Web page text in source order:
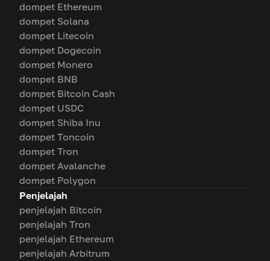
dompet Ethereum
dompet Solana
dompet Litecoin
dompet Dogecoin
dompet Monero
dompet BNB
dompet Bitcoin Cash
dompet USDC
dompet Shiba Inu
dompet Toncoin
dompet Tron
dompet Avalanche
dompet Polygon
Penjelajah
penjelajah Bitcoin
penjelajah Tron
penjelajah Ethereum
penjelajah Arbitrum